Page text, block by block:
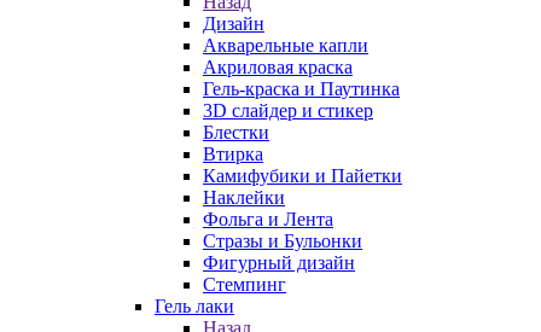
Дизайн
Акварельные капли
Акриловая краска
Гель-краска и Паутинка
3D слайдер и стикер
Блестки
Втирка
Камифубики и Пайетки
Наклейки
Фольга и Лента
Стразы и Бульонки
Фигурный дизайн
Стемпинг
Гель лаки
Назад